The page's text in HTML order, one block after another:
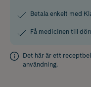
Betala enkelt med
Få medicinen till
Det här är ett
användning.